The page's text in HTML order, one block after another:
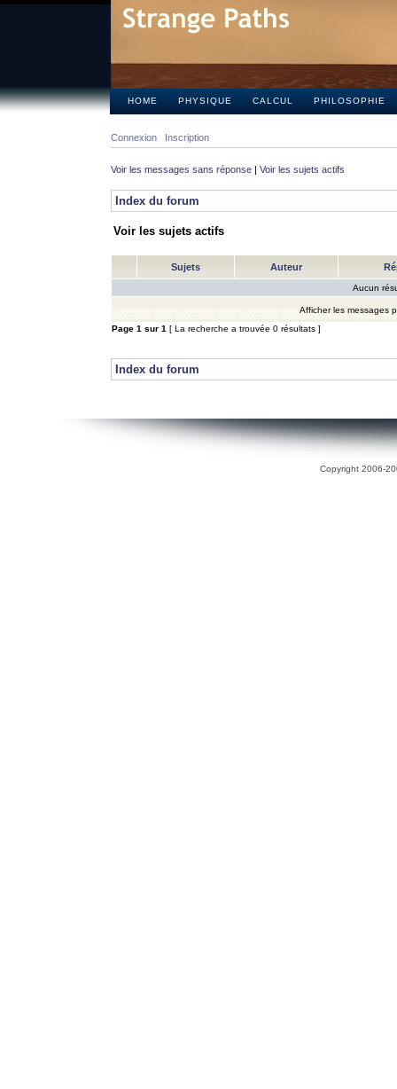
HOME PHYSIQUE CALCUL PHILOSOPHIE
Connexion Inscription
Voir les messages sans réponse | Voir les sujets actifs
Index du forum
Voir les sujets actifs
Sujets Auteur
Aucun
Afficher les messages
Page 1 sur 1 [ La recherche a trouvée 0 résultats ]
Index du forum
Copyright 2006-